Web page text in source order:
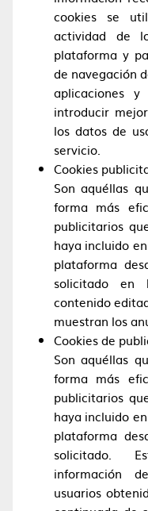
cookies se
actividad de
plataforma y
de navegación
aplicaciones
introducir
los datos de
servicio.
Cookies
Son aquéllas
forma más
publicitarios
haya incluido
plataforma
solicitado
contenido
muestran los
Cookies de
Son aquéllas
forma más
publicitarios
haya incluido
plataforma
solicitado.
información
usuarios